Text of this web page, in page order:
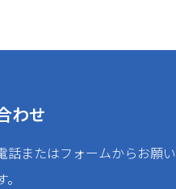
わせ
話またはフォームからお願い